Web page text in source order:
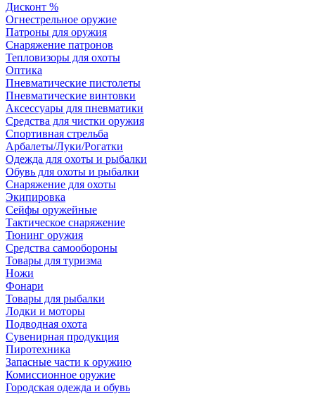
Дисконт %
Огнестрельное оружие
Патроны для оружия
Снаряжение патронов
Тепловизоры для охоты
Оптика
Пневматические пистолеты
Пневматические винтовки
Аксессуары для пневматики
Средства для чистки оружия
Спортивная стрельба
Арбалеты/Луки/Рогатки
Одежда для охоты и рыбалки
Обувь для охоты и рыбалки
Снаряжение для охоты
Экипировка
Сейфы оружейные
Тактическое снаряжение
Тюнинг оружия
Средства самообороны
Товары для туризма
Ножи
Фонари
Товары для рыбалки
Лодки и моторы
Подводная охота
Сувенирная продукция
Пиротехника
Запасные части к оружию
Комиссионное оружие
Городская одежда и обувь